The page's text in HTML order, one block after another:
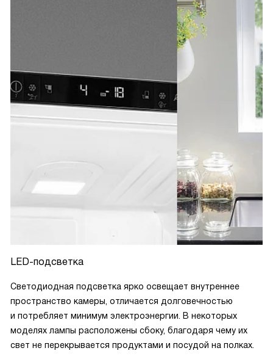
LED-подсветка
Светодиодная подсветка ярко освещает внутреннее
пространство камеры, отличается долговечностью
и потребляет минимум электроэнергии. В некоторых
моделях лампы расположены сбоку, благодаря чему их
свет не перекрывается продуктами и посудой на полках.